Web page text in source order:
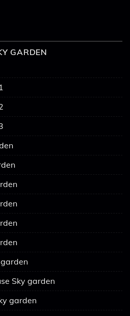
GARDEN
Sky garden
garden